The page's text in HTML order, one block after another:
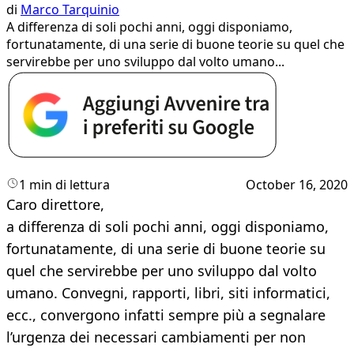
di Marco Tarquinio
A differenza di soli pochi anni, oggi disponiamo,
fortunatamente, di una serie di buone teorie su quel che
servirebbe per uno sviluppo dal volto umano...
1 min di lettura October 16, 2020
Caro direttore,
a differenza di soli pochi anni, oggi disponiamo,
fortunatamente, di una serie di buone teorie su
quel che servirebbe per uno sviluppo dal volto
umano. Convegni, rapporti, libri, siti informatici,
ecc., convergono infatti sempre più a segnalare
l’urgenza dei necessari cambiamenti per non